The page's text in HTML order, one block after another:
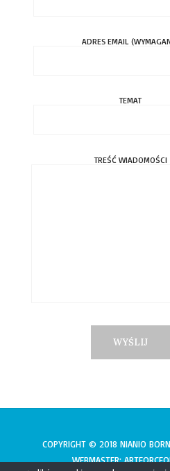
ADRES EMAIL
TEMAT
TREŚĆ WIADOMOŚCI
COPYRIGHT © 2018 NIANIO
WEBMASTER: